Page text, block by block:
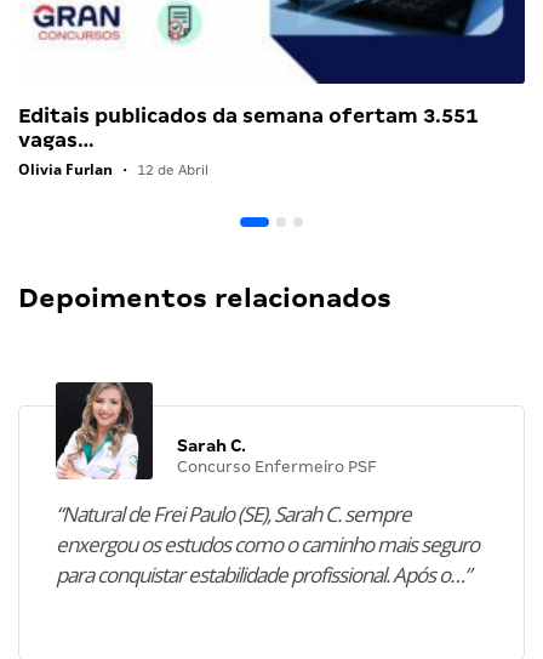
Editais publicados da semana ofertam 3.551
vagas…
Olivia Furlan • 12 de Abril
Depoimentos relacionados
Sarah C.
Concurso Enfermeiro PSF
“Natural de Frei Paulo (SE), Sarah C. sempre
enxergou os estudos como o caminho mais seguro
para conquistar estabilidade profissional. Após o…”